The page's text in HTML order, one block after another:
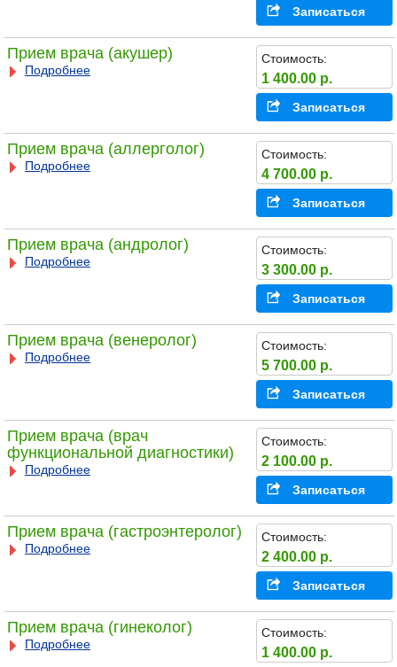
Записаться
Прием врача (акушер)
Подробнее
Стоимость:
1 400.00 р.
Записаться
Прием врача (аллерголог)
Подробнее
Стоимость:
4 700.00 р.
Записаться
Прием врача (андролог)
Подробнее
Стоимость:
3 300.00 р.
Записаться
Прием врача (венеролог)
Подробнее
Стоимость:
5 700.00 р.
Записаться
Прием врача (врач
функциональной диагностики)
Подробнее
Стоимость:
2 100.00 р.
Записаться
Прием врача (гастроэнтеролог)
Подробнее
Стоимость:
2 400.00 р.
Записаться
Прием врача (гинеколог)
Подробнее
Стоимость:
1 400.00 р.